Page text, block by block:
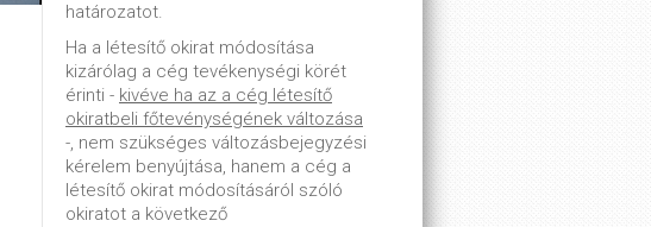
határozatot.
Ha a létesítő okirat módosítása
kizárólag a cég tevékenységi körét
érinti - kivéve ha az a cég létesítő
okiratbeli főtevénységének változása
-, nem szükséges változásbejegyzési
kérelem benyújtása, hanem a cég a
létesítő okirat módosításáról szóló
okiratot a következő